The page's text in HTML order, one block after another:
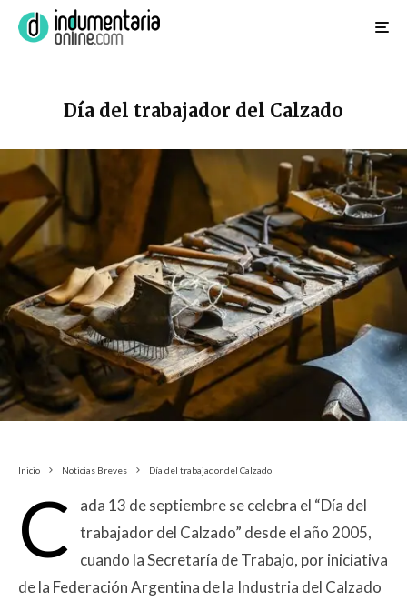
Día del trabajador del Calzado
Inicio Noticias Breves Día del trabajador del Calzado
C
ada 13 de septiembre se celebra el “Día del
trabajador del Calzado” desde el año 2005,
cuando la Secretaría de Trabajo, por iniciativa
de la Federación Argentina de la Industria del Calzado